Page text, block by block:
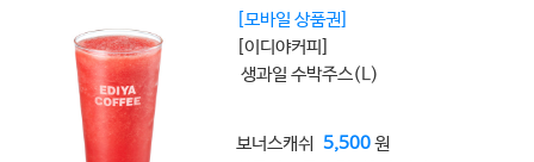
[모바일 상품권]
[이디야커피]
생과일 수박주스(L)
보너스캐쉬 5,500원